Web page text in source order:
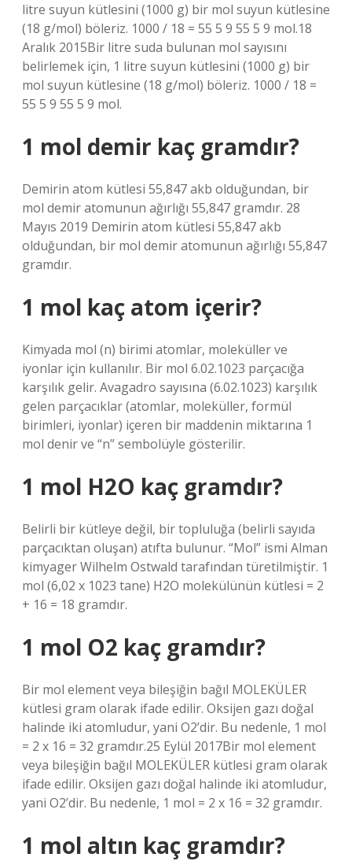
litre suyun kütlesini (1000 g) bir mol suyun kütlesine
(18 g/mol) böleriz. 1000 / 18 = 55 5 9 55 5 9 mol.18
Aralık 2015Bir litre suda bulunan mol sayısını
belirlemek için, 1 litre suyun kütlesini (1000 g) bir
mol suyun kütlesine (18 g/mol) böleriz. 1000 / 18 =
55 5 9 55 5 9 mol.
1 mol demir kaç gramdır?
Demirin atom kütlesi 55,847 akb olduğundan, bir
mol demir atomunun ağırlığı 55,847 gramdır. 28
Mayıs 2019 Demirin atom kütlesi 55,847 akb
olduğundan, bir mol demir atomunun ağırlığı 55,847
gramdır.
1 mol kaç atom içerir?
Kimyada mol (n) birimi atomlar, moleküller ve
iyonlar için kullanılır. Bir mol 6.02.1023 parçacığa
karşılık gelir. Avagadro sayısına (6.02.1023) karşılık
gelen parçacıklar (atomlar, moleküller, formül
birimleri, iyonlar) içeren bir maddenin miktarına 1
mol denir ve “n” sembolüyle gösterilir.
1 mol H2O kaç gramdır?
Belirli bir kütleye değil, bir topluluğa (belirli sayıda
parçacıktan oluşan) atıfta bulunur. “Mol” ismi Alman
kimyager Wilhelm Ostwald tarafından türetilmiştir. 1
mol (6,02 x 1023 tane) H2O molekülünün kütlesi = 2
+ 16 = 18 gramdır.
1 mol O2 kaç gramdır?
Bir mol element veya bileşiğin bağıl MOLEKÜLER
kütlesi gram olarak ifade edilir. Oksijen gazı doğal
halinde iki atomludur, yani O2’dir. Bu nedenle, 1 mol
= 2 x 16 = 32 gramdır.25 Eylül 2017Bir mol element
veya bileşiğin bağıl MOLEKÜLER kütlesi gram olarak
ifade edilir. Oksijen gazı doğal halinde iki atomludur,
yani O2’dir. Bu nedenle, 1 mol = 2 x 16 = 32 gramdır.
1 mol altın kaç gramdır?